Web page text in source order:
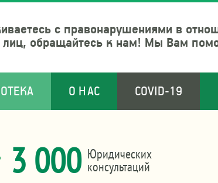
с правонарушениями в
лиц, обращайтесь к нам! Мы Вам
О НАС COVID-19
3 000 Юридических
консультаций